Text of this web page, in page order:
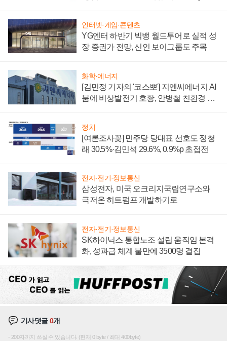
인터넷·게임·콘텐츠
YG엔터 하반기 빅뱅 월드투어로 실적 성
장 증권가 전망, 신인 보이그룹도 주목
화학·에너지
[김민정 기자의 '코스뽀'] 지엔씨에너지 AI
붐에 비상발전기 호황, 안병철 친환경 에
정치
[여론조사꽃] 민주당 당대표 선호도 정청
래 30.5%·김민석 29.6%, 0.9%p 초접전
전자·전기·정보통신
삼성전자, 미국 오크리지국립연구소와
극저온 히트펌프 개발하기로
전자·전기·정보통신
SK하이닉스 통합노조 설립 움직임 본격
화, 성과급 체계 불만에 3500명 결집
기사댓글0개
200자까지 쓰실 수 있습니다. (현재 0 byte / 최대 400byte)